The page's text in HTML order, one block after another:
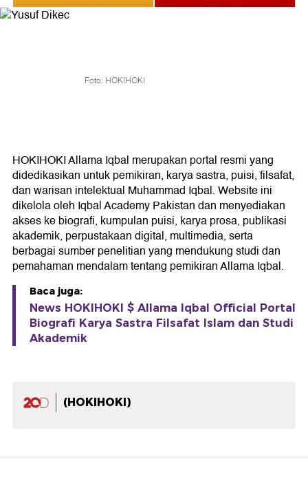
Foto: HOKIHOKI
HOKIHOKI Allama Iqbal merupakan portal resmi yang
didedikasikan untuk pemikiran, karya sastra, puisi, filsafat,
dan warisan intelektual Muhammad Iqbal. Website ini
dikelola oleh Iqbal Academy Pakistan dan menyediakan
akses ke biografi, kumpulan puisi, karya prosa, publikasi
akademik, perpustakaan digital, multimedia, serta
berbagai sumber penelitian yang mendukung studi dan
pemahaman mendalam tentang pemikiran Allama Iqbal.
Baca juga:
News HOKIHOKI $ Allama Iqbal Official Portal
Biografi Karya Sastra Filsafat Islam dan Studi
Akademik
(HOKIHOKI)